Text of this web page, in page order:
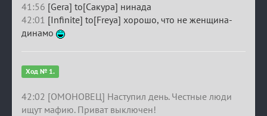
41:56 [Gera] to[Сакура] нинада
42:01 [Infinite] to[Freya] хорошо, что не женщина-
динамо
Ход № 1.
42:02 [ОМОНОВЕЦ] Наступил день. Честные люди
ищут мафию. Приват выключен!